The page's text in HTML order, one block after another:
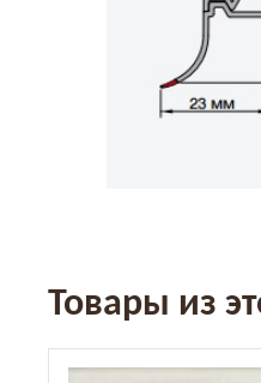
Товары из